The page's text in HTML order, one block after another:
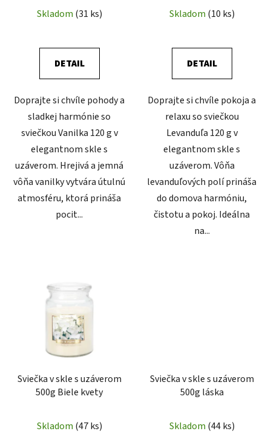
Skladom (31 ks)
DETAIL
Doprajte si chvíle pohody a
sladkej harmónie so
sviečkou Vanilka 120 g v
elegantnom skle s
uzáverom. Hrejivá a jemná
vôňa vanilky vytvára útulnú
atmosféru, ktorá prináša
pocit...
Skladom (10 ks)
DETAIL
Doprajte si chvíle pokoja a
relaxu so sviečkou
Levanduľa 120 g v
elegantnom skle s
uzáverom. Vôňa
levanduľových polí prináša
do domova harmóniu,
čistotu a pokoj. Ideálna
na...
Sviečka v skle s uzáverom
500g Biele kvety
Skladom (47 ks)
Sviečka v skle s uzáverom
500g láska
Skladom (44 ks)